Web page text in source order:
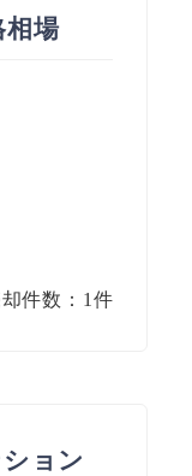
相場
件数：1件
ョン